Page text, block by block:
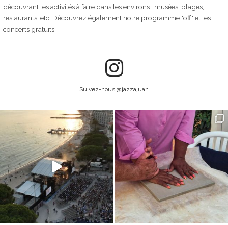
découvrant les activités à faire dans les environs : musées, plages,
restaurants, etc. Découvrez également notre programme "off" et les
concerts gratuits.
Suivez-nous @jazzajuan